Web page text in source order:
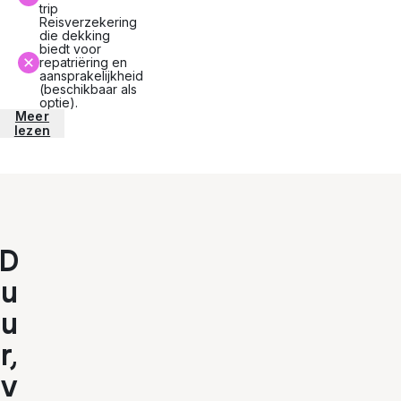
trip
Reisverzekering
die dekking
biedt voor
repatriëring en
aansprakelijkheid
(beschikbaar als
optie).
Meer
lezen
D
u
u
r,
v